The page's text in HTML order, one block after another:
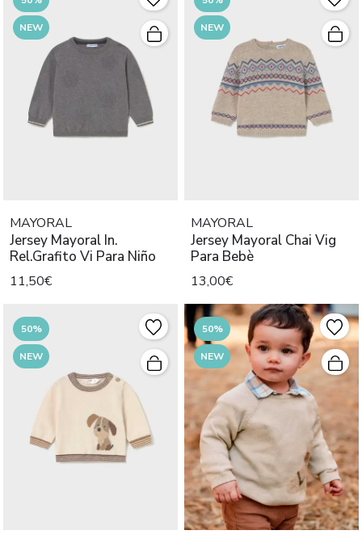
NEW
MAYORAL
Jersey Mayoral In.
Rel.Grafito Vi Para Niño
11,50€
NEW
MAYORAL
Jersey Mayoral Chai Vig
Para Bebè
13,00€
50%
NEW
50%
NEW